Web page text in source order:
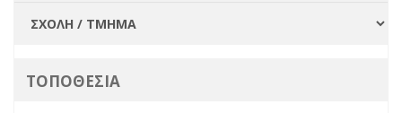
ΤΟΠΟΘΕΣΙΑ